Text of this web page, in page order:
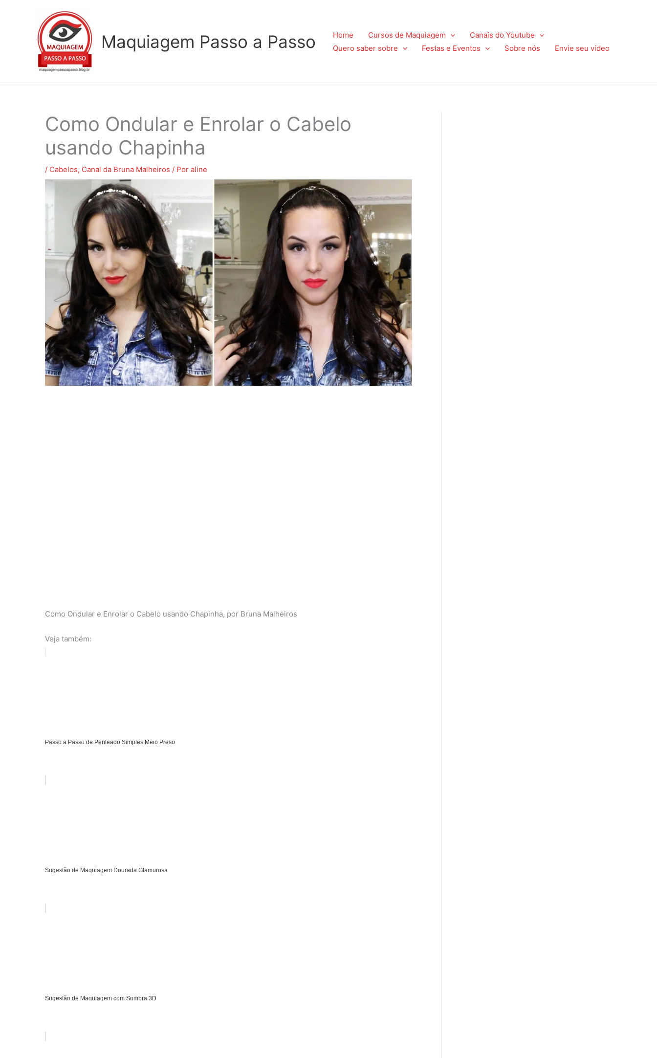
Maquiagem Passo a Passo Home Cursos de Maquiagem
Canais do Youtube
Quero saber sobre
Festas e Eventos Sobre nós Envie seu vídeo
Como Ondular e Enrolar o Cabelo
usando Chapinha
/ Cabelos, Canal da Bruna Malheiros / Por aline
Como Ondular e Enrolar o Cabelo usando Chapinha, por Bruna Malheiros
Veja também:
Passo a Passo de Penteado Simples Meio Preso
Sugestão de Maquiagem Dourada Glamurosa
Sugestão de Maquiagem com Sombra 3D